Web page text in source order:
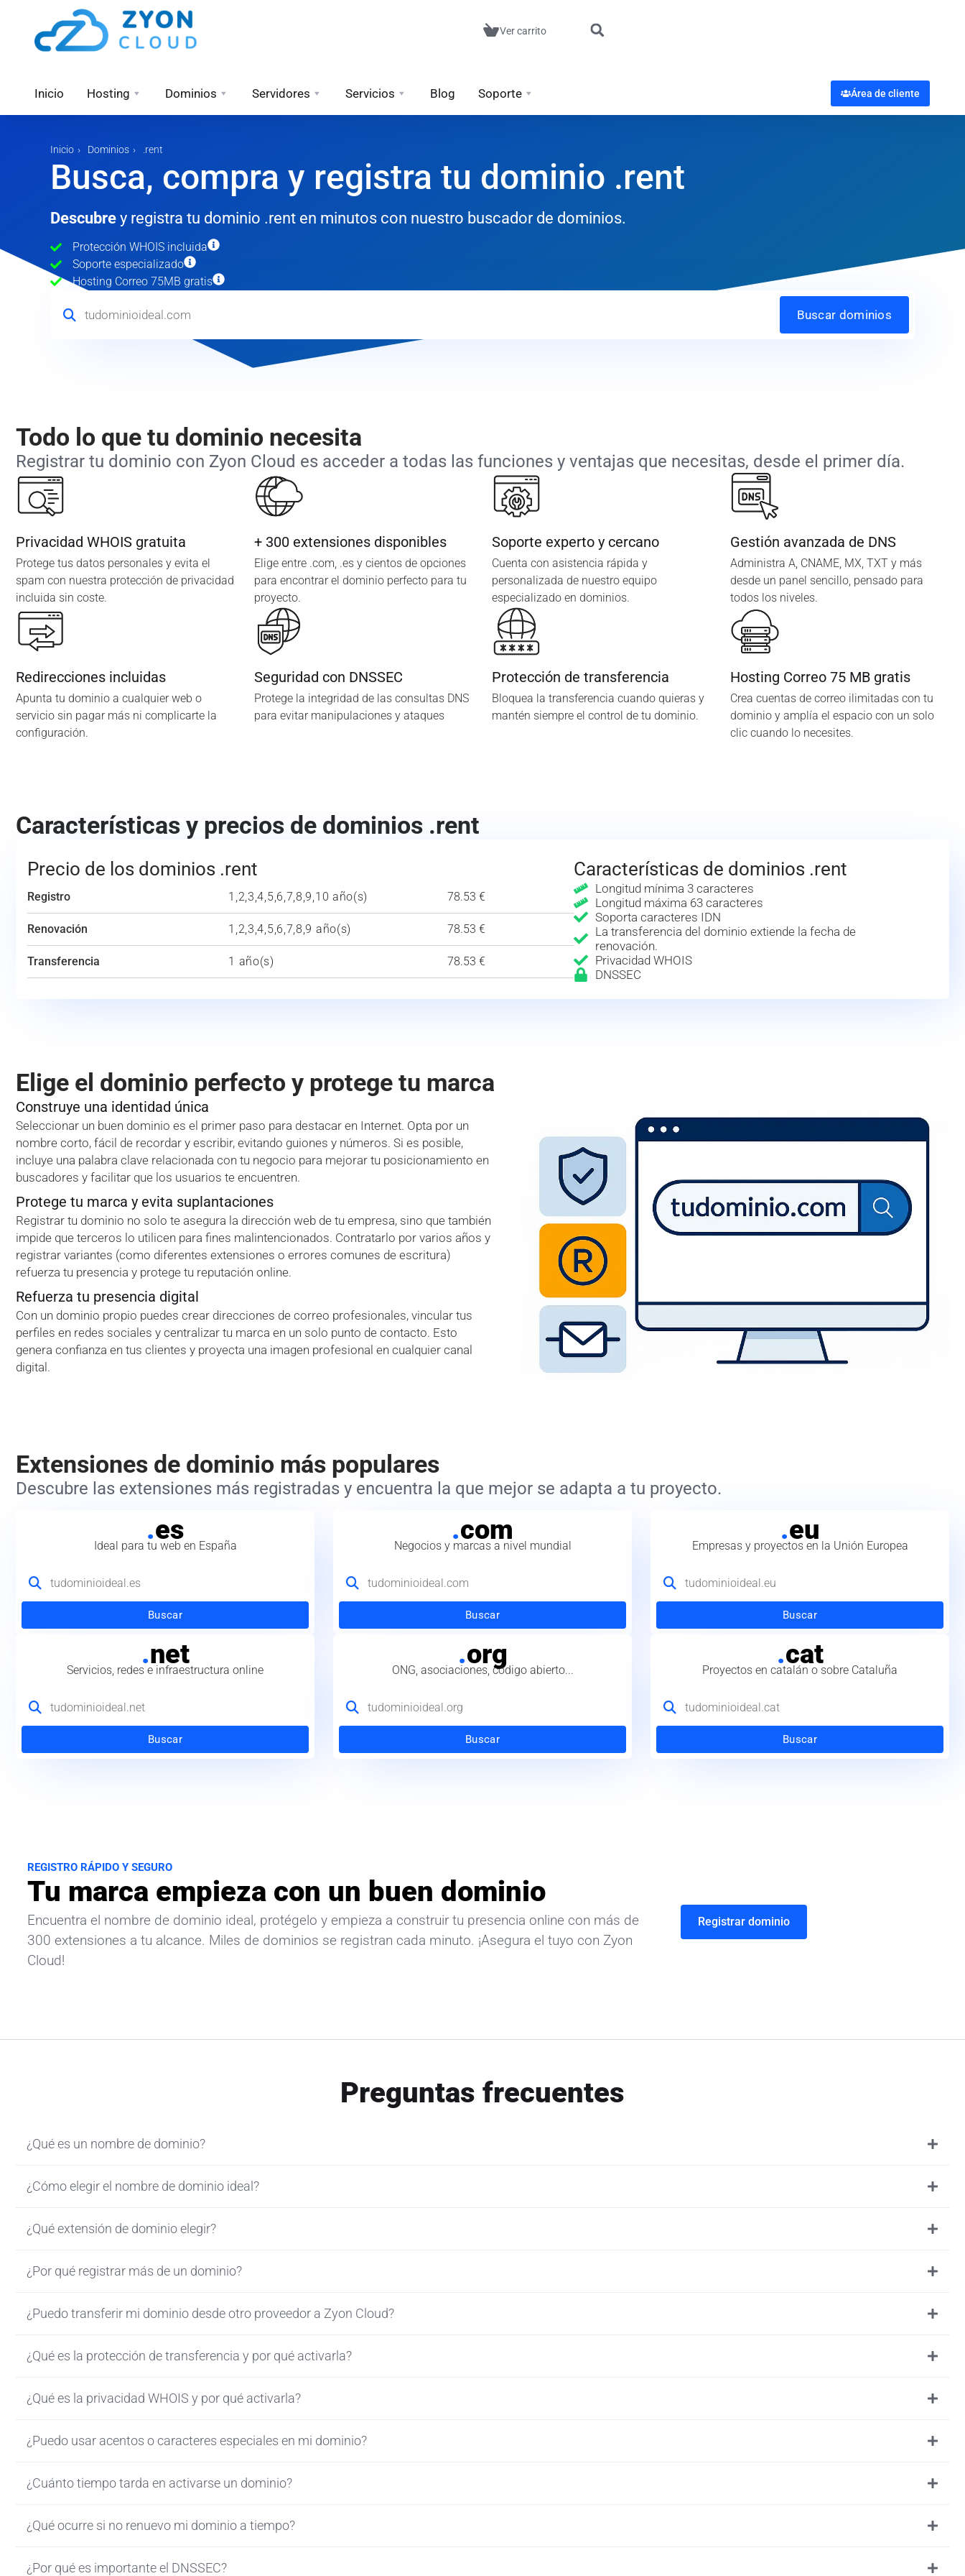
Ver carrito
Inicio Hosting Dominios Servidores Servicios Blog Soporte Área de cliente
Inicio Dominios .rent
Busca, compra y registra tu dominio .rent
Descubre y registra tu dominio .rent en minutos con nuestro buscador de dominios.
Protección WHOIS incluida
Soporte especializado
Hosting Correo 75MB gratis
Buscar dominios
Todo lo que tu dominio necesita
Registrar tu dominio con Zyon Cloud es acceder a todas las funciones y ventajas que necesitas, desde el primer día.
Privacidad WHOIS gratuita
Protege tus datos personales y evita el
spam con nuestra protección de privacidad
incluida sin coste.
+ 300 extensiones disponibles
Elige entre .com, .es y cientos de opciones
para encontrar el dominio perfecto para tu
proyecto.
Soporte experto y cercano
Cuenta con asistencia rápida y
personalizada de nuestro equipo
especializado en dominios.
Gestión avanzada de DNS
Administra A, CNAME, MX, TXT y más
desde un panel sencillo, pensado para
todos los niveles.
Redirecciones incluidas
Apunta tu dominio a cualquier web o
servicio sin pagar más ni complicarte la
configuración.
Seguridad con DNSSEC
Protege la integridad de las consultas DNS
para evitar manipulaciones y ataques
Protección de transferencia
Bloquea la transferencia cuando quieras y
mantén siempre el control de tu dominio.
Hosting Correo 75 MB gratis
Crea cuentas de correo ilimitadas con tu
dominio y amplía el espacio con un solo
clic cuando lo necesites.
Características y precios de dominios .rent
Precio de los dominios .rent
Registro 1,2,3,4,5,6,7,8,9,10 año(s) 78.53 €
Renovación 1,2,3,4,5,6,7,8,9 año(s) 78.53 €
Transferencia 1 año(s) 78.53 €
Características de dominios .rent
Longitud mínima 3 caracteres
Longitud máxima 63 caracteres
Soporta caracteres IDN
La transferencia del dominio extiende la fecha de
renovación.
Privacidad WHOIS
DNSSEC
Elige el dominio perfecto y protege tu marca
Construye una identidad única
Seleccionar un buen dominio es el primer paso para destacar en Internet. Opta por un
nombre corto, fácil de recordar y escribir, evitando guiones y números. Si es posible,
incluye una palabra clave relacionada con tu negocio para mejorar tu posicionamiento en
buscadores y facilitar que los usuarios te encuentren.
Protege tu marca y evita suplantaciones
Registrar tu dominio no solo te asegura la dirección web de tu empresa, sino que también
impide que terceros lo utilicen para fines malintencionados. Contratarlo por varios años y
registrar variantes (como diferentes extensiones o errores comunes de escritura)
refuerza tu presencia y protege tu reputación online.
Refuerza tu presencia digital
Con un dominio propio puedes crear direcciones de correo profesionales, vincular tus
perfiles en redes sociales y centralizar tu marca en un solo punto de contacto. Esto
genera confianza en tus clientes y proyecta una imagen profesional en cualquier canal
digital.
Extensiones de dominio más populares
Descubre las extensiones más registradas y encuentra la que mejor se adapta a tu proyecto.
.es
Ideal para tu web en España
Buscar
.com
Negocios y marcas a nivel mundial
Buscar
.eu
Empresas y proyectos en la Unión Europea
Buscar
.net
Servicios, redes e infraestructura online
Buscar
.org
ONG, asociaciones, código abierto...
Buscar
.cat
Proyectos en catalán o sobre Cataluña
Buscar
REGISTRO RÁPIDO Y SEGURO
Tu marca empieza con un buen dominio
Encuentra el nombre de dominio ideal, protégelo y empieza a construir tu presencia online con más de
300 extensiones a tu alcance. Miles de dominios se registran cada minuto. ¡Asegura el tuyo con Zyon
Cloud!
Registrar dominio
Preguntas frecuentes
¿Qué es un nombre de dominio?
¿Cómo elegir el nombre de dominio ideal?
¿Qué extensión de dominio elegir?
¿Por qué registrar más de un dominio?
¿Puedo transferir mi dominio desde otro proveedor a Zyon Cloud?
¿Qué es la protección de transferencia y por qué activarla?
¿Qué es la privacidad WHOIS y por qué activarla?
¿Puedo usar acentos o caracteres especiales en mi dominio?
¿Cuánto tiempo tarda en activarse un dominio?
¿Qué ocurre si no renuevo mi dominio a tiempo?
¿Por qué es importante el DNSSEC?